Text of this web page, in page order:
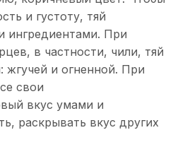
и густоту, тяй
ингредиентами. При
в частности, чили, тяй
жгучей и огненной. При
свои
вкус умами и
раскрывать вкус других